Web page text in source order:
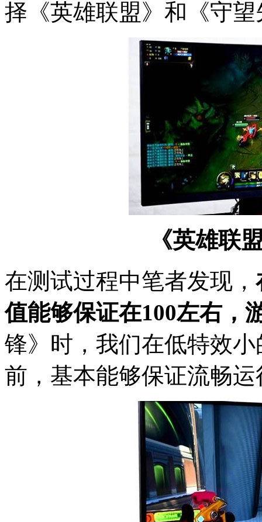
择《英雄联盟》和《守
《英雄联
在测试过程中笔者发现，
值能够保证在100左右，
锋》时，我们在低特效
前，基本能够保证流畅运